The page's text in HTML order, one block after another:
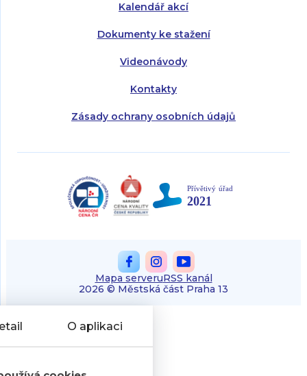
Kalendář akcí
Dokumenty ke stažení
Videonávody
Kontakty
Zásady ochrany osobních údajů
2026 © Městská část Praha 13
Mapa serveruRSS kanál